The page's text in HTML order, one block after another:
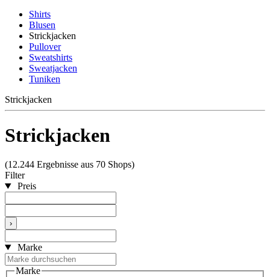
Shirts
Blusen
Strickjacken
Pullover
Sweatshirts
Sweatjacken
Tuniken
Strickjacken
Strickjacken
(12.244 Ergebnisse aus 70 Shops)
Filter
Preis
›
Marke
Marke